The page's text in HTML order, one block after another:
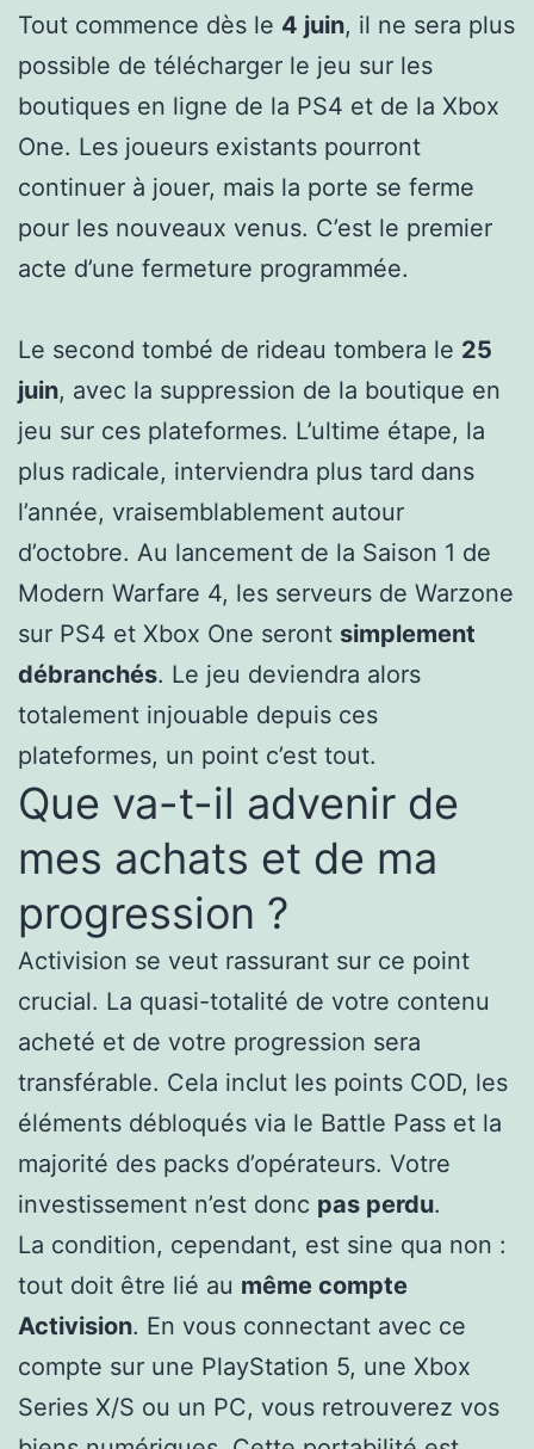
Tout commence dès le 4 juin, il ne sera plus
possible de télécharger le jeu sur les
boutiques en ligne de la PS4 et de la Xbox
One. Les joueurs existants pourront
continuer à jouer, mais la porte se ferme
pour les nouveaux venus. C’est le premier
acte d’une fermeture programmée.
Le second tombé de rideau tombera le 25
juin, avec la suppression de la boutique en
jeu sur ces plateformes. L’ultime étape, la
plus radicale, interviendra plus tard dans
l’année, vraisemblablement autour
d’octobre. Au lancement de la Saison 1 de
Modern Warfare 4, les serveurs de Warzone
sur PS4 et Xbox One seront simplement
débranchés. Le jeu deviendra alors
totalement injouable depuis ces
plateformes, un point c’est tout.
Que va-t-il advenir de
mes achats et de ma
progression ?
Activision se veut rassurant sur ce point
crucial. La quasi-totalité de votre contenu
acheté et de votre progression sera
transférable. Cela inclut les points COD, les
éléments débloqués via le Battle Pass et la
majorité des packs d’opérateurs. Votre
investissement n’est donc pas perdu.
La condition, cependant, est sine qua non :
tout doit être lié au même compte
Activision. En vous connectant avec ce
compte sur une PlayStation 5, une Xbox
Series X/S ou un PC, vous retrouverez vos